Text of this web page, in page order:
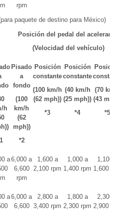
rpm
paquete de destino para México)
Posición del pedal del
(Velocidad del vehículo)
h
Pisado
a
fondo
(100
km/h
(62
mph))
*2
Posición
constante
(100 km/h
(62 mph))
*3
Posición
constante
(40 km/h
(25 mph))
*4
(70
(43
*5
a6,000 a
6,600
rpm
1,600 a
2,100 rpm
1,000 a
1,400 rpm
1,100
1,600
a6,000 a
6,600
2,800 a
3,400 rpm
1,800 a
2,300 rpm
2,300
2,900